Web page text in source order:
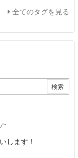
全てのタグを見る
します！